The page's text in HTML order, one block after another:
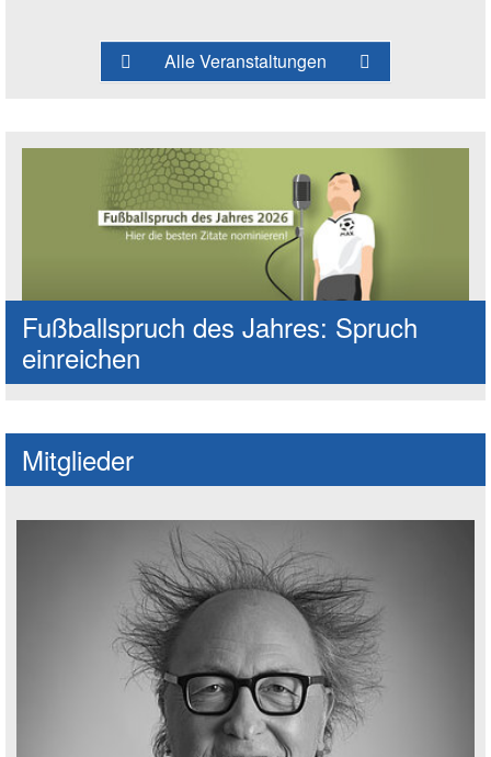
Alle Veranstaltungen
Fußballspruch des Jahres: Spruch
einreichen
Mitglieder